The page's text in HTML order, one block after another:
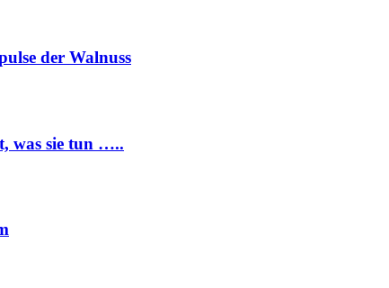
der Walnuss
was sie tun …..